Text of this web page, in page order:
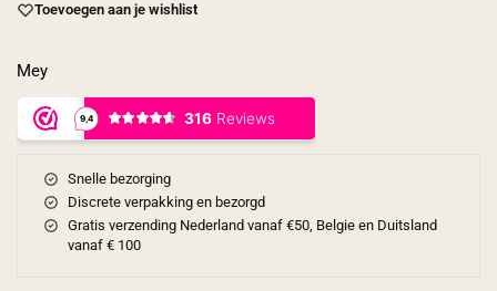
Toevoegen aan je wishlist
Mey
Snelle bezorging
Discrete verpakking en bezorgd
Gratis verzending Nederland vanaf €50, Belgie en Duitsland
vanaf € 100